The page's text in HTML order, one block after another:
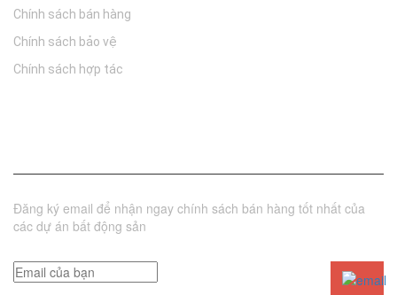
Chính sách bán hàng
Chính sách bảo vệ
Chính sách hợp tác
Đăng ký email để nhận ngay chính sách bán hàng tốt nhất của
các dự án bất động sản